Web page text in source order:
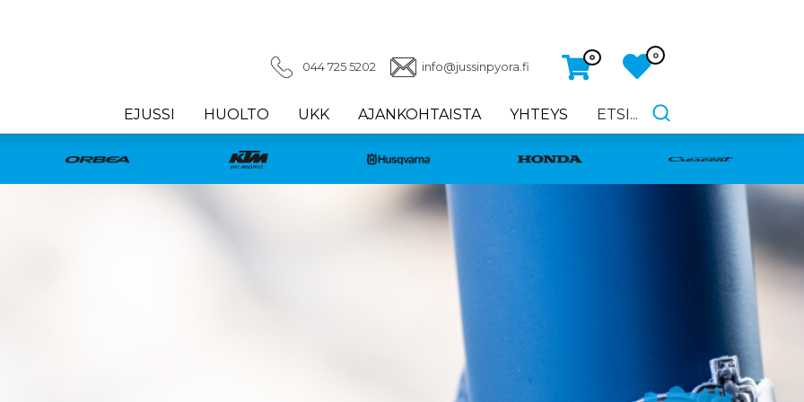
044 725 5202 info@jussinpyora.fi
0 0
EJUSSI HUOLTO UKK AJANKOHTAISTA YHTEYS ETSI...